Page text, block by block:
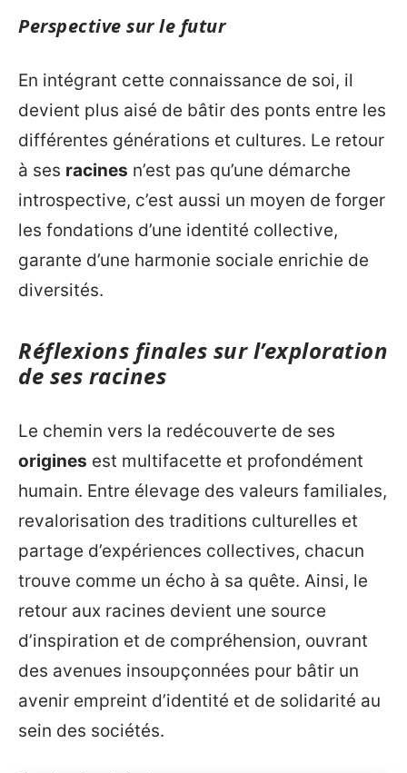
Perspective sur le futur
En intégrant cette connaissance de soi, il
devient plus aisé de bâtir des ponts entre les
différentes générations et cultures. Le retour
à ses racines n’est pas qu’une démarche
introspective, c’est aussi un moyen de forger
les fondations d’une identité collective,
garante d’une harmonie sociale enrichie de
diversités.
Réflexions finales sur l’exploration
de ses racines
Le chemin vers la redécouverte de ses
origines est multifacette et profondément
humain. Entre élevage des valeurs familiales,
revalorisation des traditions culturelles et
partage d’expériences collectives, chacun
trouve comme un écho à sa quête. Ainsi, le
retour aux racines devient une source
d’inspiration et de compréhension, ouvrant
des avenues insoupçonnées pour bâtir un
avenir empreint d’identité et de solidarité au
sein des sociétés.